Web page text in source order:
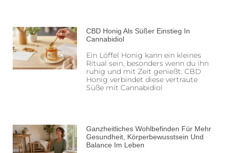
CBD Honig Als Süßer Einstieg In
Cannabidiol
Ein Löffel Honig kann ein kleines
Ritual sein, besonders wenn du ihn
ruhig und mit Zeit genießt. CBD
Honig verbindet diese vertraute
Süße mit Cannabidiol
Ganzheitliches Wohlbefinden Für Mehr
Gesundheit, Körperbewusstsein Und
Balance Im Leben